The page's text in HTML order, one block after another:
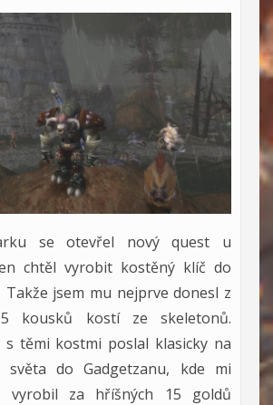
se otevřel nový quest u
chtěl vyrobit kostěný klíč do
Takže jsem mu nejprve donesl z
kousků kostí ze skeletonů.
s těmi kostmi poslal klasicky na
světa do Gadgetzanu, kde mi
vyrobil za hříšných 15 goldů